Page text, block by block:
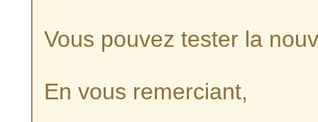
Vous pouvez tester la
En vous remerciant,